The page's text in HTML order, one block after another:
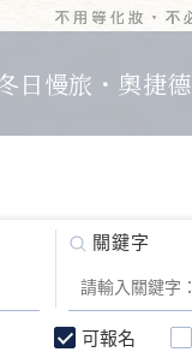
日慢旅・奧捷德
可報名